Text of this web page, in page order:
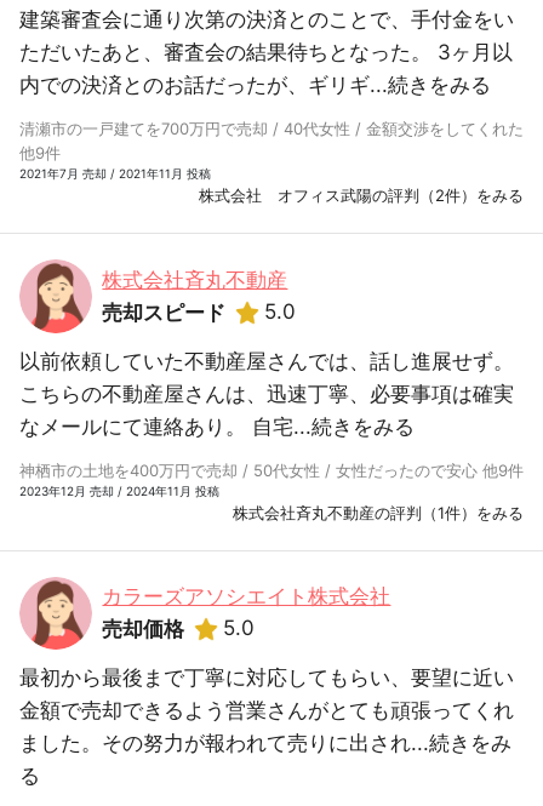
建築審査会に通り次第の決済とのことで、手付金をい
ただいたあと、審査会の結果待ちとなった。 3ヶ月以
内での決済とのお話だったが、ギリギ...続きをみる
清瀬市の一戸建てを700万円で売却 / 40代女性 / 金額交渉をしてくれた
他9件
2021年7月 売却 / 2021年11月 投稿
株式会社 オフィス武陽の評判（2件）をみる
株式会社斉丸不動産
売却スピード
5.0
以前依頼していた不動産屋さんでは、話し進展せず。
こちらの不動産屋さんは、迅速丁寧、必要事項は確実
なメールにて連絡あり。 自宅...続きをみる
神栖市の土地を400万円で売却 / 50代女性 / 女性だったので安心 他9件
2023年12月 売却 / 2024年11月 投稿
株式会社斉丸不動産の評判（1件）をみる
カラーズアソシエイト株式会社
売却価格
5.0
最初から最後まで丁寧に対応してもらい、要望に近い
金額で売却できるよう営業さんがとても頑張ってくれ
ました。その努力が報われて売りに出され...続きをみ
る